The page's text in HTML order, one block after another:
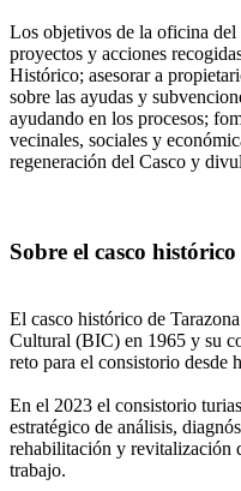
Los objetivos de la oficina
proyectos y acciones
Histórico; asesorar a
sobre las ayudas y
ayudando en los procesos;
vecinales, sociales y
regeneración del Casco y
Sobre el casco histórico
El casco histórico de
Cultural (BIC) en 1965 y su
reto para el consistorio desde
En el 2023 el consistorio
estratégico de análisis,
rehabilitación y revitalización
trabajo.